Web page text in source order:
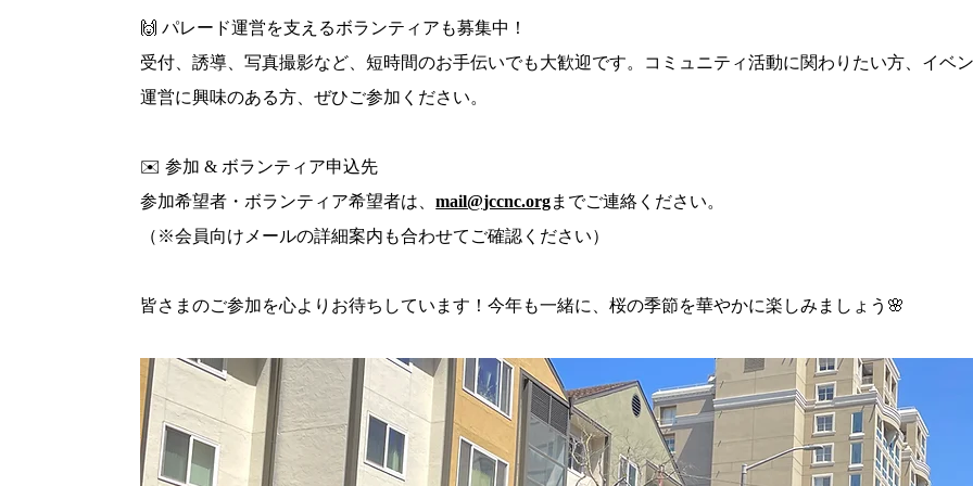
🙌 パレード運営を支えるボランティアも募集中！
受付、誘導、写真撮影など、短時間のお手伝いでも大歓迎です。コミュニティ活動に関わりたい方、イベ
運営に興味のある方、ぜひご参加ください。
✉️ 参加 & ボランティア申込先
参加希望者・ボランティア希望者は、mail@jccnc.orgまでご連絡ください。
（※会員向けメールの詳細案内も合わせてご確認ください）
皆さまのご参加を心よりお待ちしています！今年も一緒に、桜の季節を華やかに楽しみましょう🌸